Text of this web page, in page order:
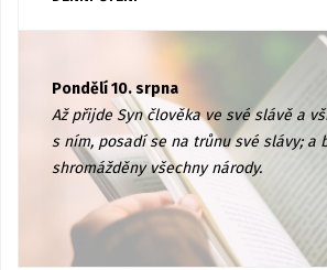
Pondělí 10. srpna
Až přijde Syn člověka ve své slávě a
s ním, posadí se na trůnu své slávy; a
shromážděny všechny národy.